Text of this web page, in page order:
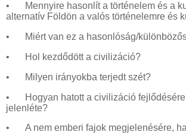
•
Mennyire hasonlít a történelem és a
alternatív Földön a valós történelemre és
•
Miért van ez a hasonlóság/
•
Hol kezdődött a civilizáció?
•
Milyen irányokba terjedt szét?
•
Hogyan hatott a civilizáció
jelenléte?
•
A nem emberi fajok megjelenésére,